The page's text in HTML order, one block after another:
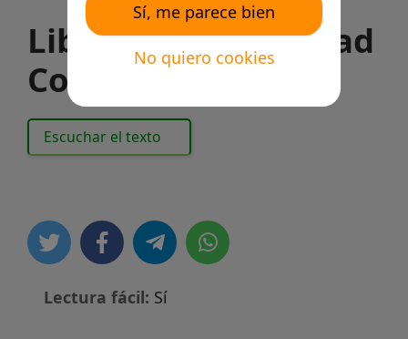
Libro 2. Accesibilidad
Cognitiva
Escuchar el texto
Lectura fácil: Sí
Sí, me parece bien
No quiero cookies